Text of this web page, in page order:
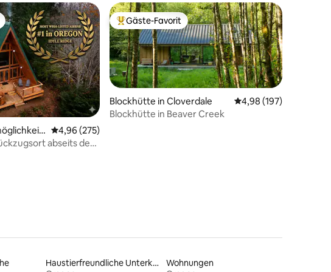
von 5, 390 Bewertungen
i Durchschnittliche Bewertung: 4,96 von 5, 275 Bewertungen
4,96 (275)
abseits der
Beliebter Gäste-Favorit.
Gäste-Favorit
Blockhütte in Cloverdale Durchschnittliche
4,98 (197)
Blockhütte in Beaver Creek
Haustierfreundliche Unterkünfte
Wohnungen